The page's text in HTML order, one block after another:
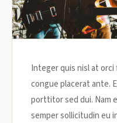
Integer quis nisl at
congue placerat ante.
porttitor sed dui. Nam
semper sollicitudin eu